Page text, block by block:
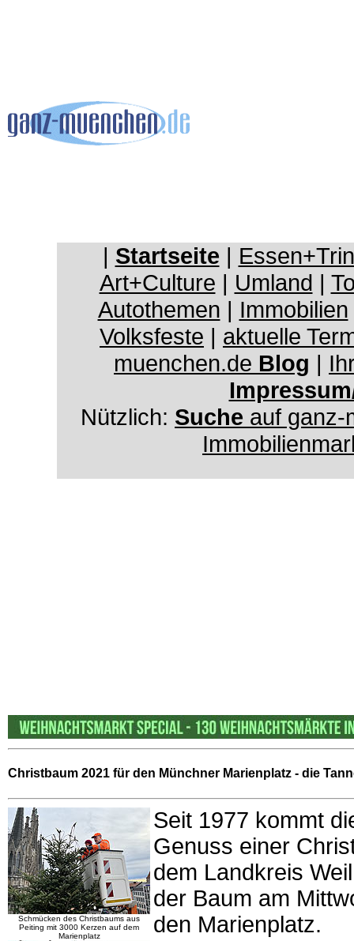
| Startseite |
Art+Culture | Umland |
Autothemen | Immobilien
Volksfeste | aktuelle
muenchen.de Blog |
Nützlich: Suche auf ganz-
Christbaum 2021 für den Münchner Marienplatz - die
Schmücken des Christbaums aus
Peiting mit 3000 Kerzen auf dem
Marienplatz
Seit 1977 kommt
Genuss einer
dem Landkreis
der Baum am
den Marienplatz.